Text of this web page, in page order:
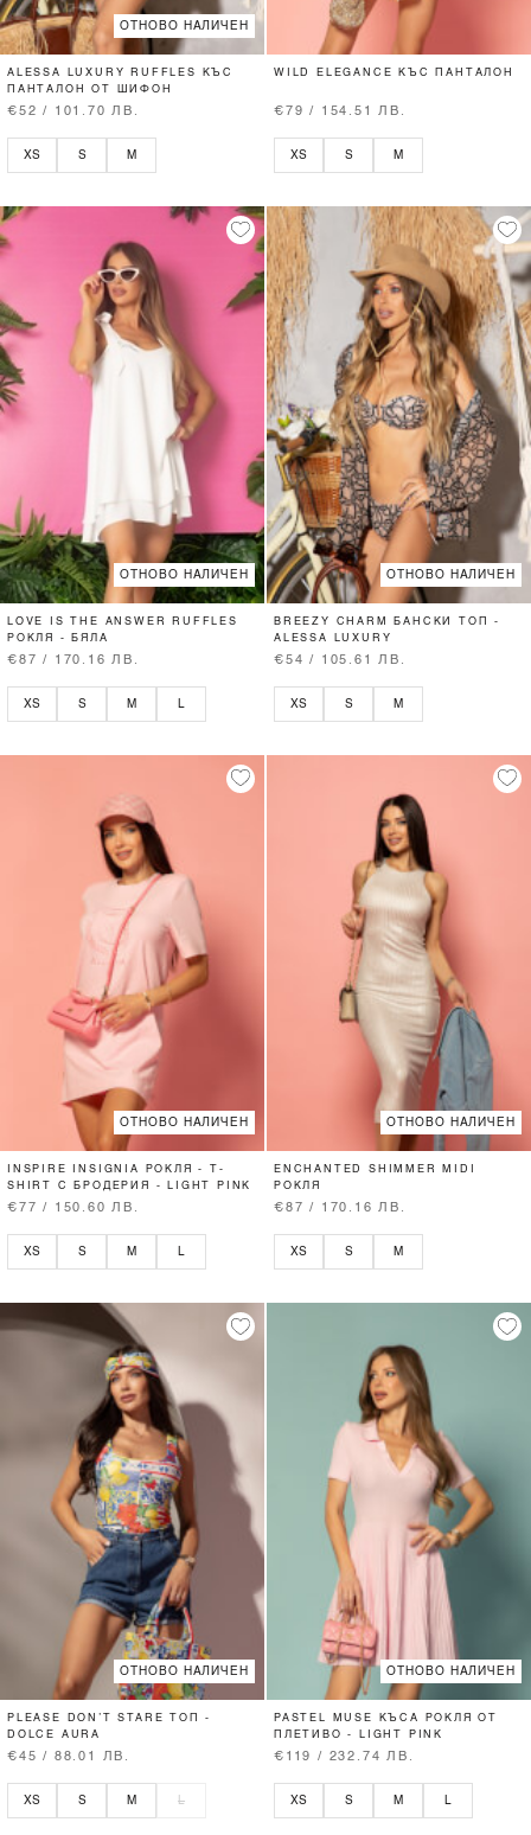
ОТНОВО НАЛИЧЕН
ALESSA LUXURY RUFFLES КЪС
ПАНТАЛОН ОТ ШИФОН
€52 / 101.70 ЛВ.
XS S M
WILD ELEGANCE КЪС ПАНТАЛОН
€79 / 154.51 ЛВ.
XS S M
ОТНОВО НАЛИЧЕН
LOVE IS THE ANSWER RUFFLES
РОКЛЯ - БЯЛА
€87 / 170.16 ЛВ.
XS S M
ОТНОВО НАЛИЧЕН
BREEZY CHARM БАНСКИ ТОП -
ALESSA LUXURY
€54 / 105.61 ЛВ.
XS S M
ОТНОВО НАЛИЧЕН
INSPIRE INSIGNIA РОКЛЯ - T-
SHIRT С БРОДЕРИЯ - LIGHT PINK
€77 / 150.60 ЛВ.
XS S M L
ОТНОВО НАЛИЧЕН
ENCHANTED SHIMMER MIDI
РОКЛЯ
€87 / 170.16 ЛВ.
XS S M
ОТНОВО НАЛИЧЕН
PLEASE DON’T STARE ТОП -
DOLCE AURA
€45 / 88.01 ЛВ.
XS S M L
ОТНОВО НАЛИЧЕН
PASTEL MUSE КЪСА РОКЛЯ ОТ
ПЛЕТИВО - LIGHT PINK
€119 / 232.74 ЛВ.
XS S M